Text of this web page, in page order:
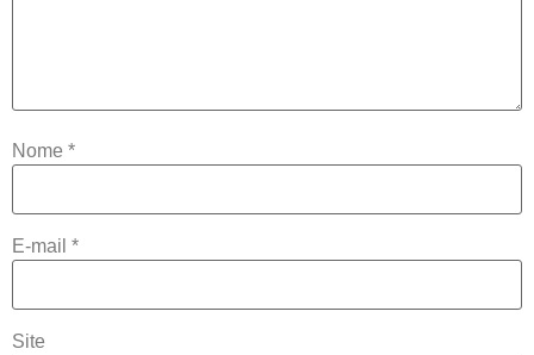
Nome *
E-mail *
Site